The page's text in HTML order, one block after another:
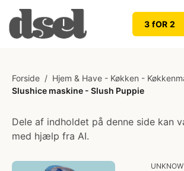
3 fOR 2
Forside / Hjem & Have - Køkken -
Slushice maskine - Slush Puppie
Dele af indholdet på denne side kan
med hjælp fra AI.